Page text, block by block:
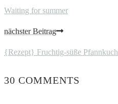
Waiting for summer
nächster Beitrag
{Rezept} Fruchtig-süße
30 COMMENTS